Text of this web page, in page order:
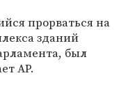
прорваться на
зданий
был
AP.